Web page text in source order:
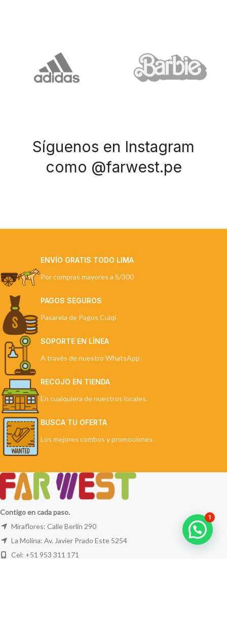
Síguenos en Instagram
como @farwest.pe
ENVÍO GRATIS TODO LIMA
Por compras mayores a S/300
PAGOS SEGUROS
Pasarela de Pagos Culqi
SOPORTE EN LÍNEA
A través de nuestro WhatsApp.
RECOJO EN TIENDA
En cualquiera de nuestros locales.
BUSCA TU OFERTA
Los mejores combos y promociones.
Contigo en cada paso.
Miraflores: Calle Berlín 290
La Molina: Av. Javier Prado Este 5254
Cel: +51 953 311 171
1